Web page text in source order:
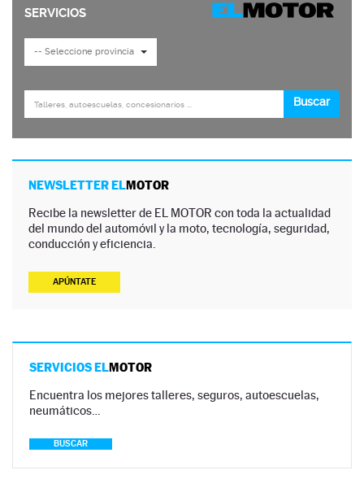
NEWSLETTER ELMOTOR
Recibe la newsletter de EL MOTOR con toda la actualidad
del mundo del automóvil y la moto, tecnología, seguridad,
conducción y eficiencia.
APÚNTATE
SERVICIOS ELMOTOR
Encuentra los mejores talleres, seguros, autoescuelas,
neumáticos…
BUSCAR